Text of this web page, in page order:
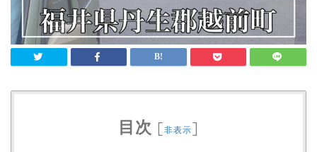
目次 [非表示]